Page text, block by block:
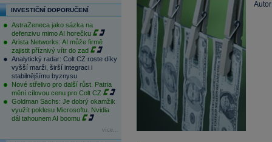
INVESTIČNÍ DOPORUČENÍ
AstraZeneca jako sázka na
defenzivu mimo AI horečku
Arista Networks: AI může firmě
zajistit příznivý vítr do zad
Analytický radar: Colt CZ roste díky
vyšší marži, širší integraci i
stabilnějšímu byznysu
Nové střelivo pro další růst. Patria
mění cílovou cenu pro Colt CZ
Goldman Sachs: Je dobrý okamžik
využít poklesu Microsoftu. Nvidia
dál tahounem AI boomu
více...